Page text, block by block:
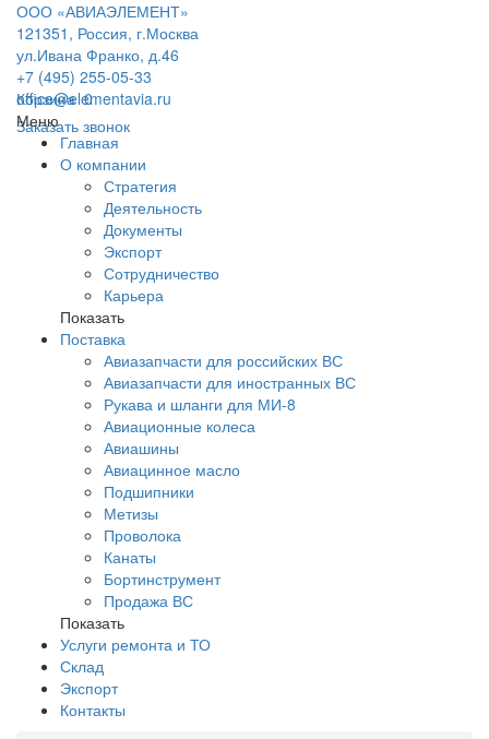
ООО «АВИАЭЛЕМЕНТ»
121351, Россия, г.Москва
ул.Ивана Франко, д.46
+7 (495) 255-05-33
office@elementavia.ru
Заказать звонок
Корзина0
Меню
Главная
О компании
Стратегия
Деятельность
Документы
Экспорт
Сотрудничество
Карьера
Показать
Поставка
Авиазапчасти для российских ВС
Авиазапчасти для иностранных ВС
Рукава и шланги для МИ-8
Авиационные колеса
Авиашины
Авиацинное масло
Подшипники
Метизы
Проволока
Канаты
Бортинструмент
Продажа ВС
Показать
Услуги ремонта и ТО
Склад
Экспорт
Контакты